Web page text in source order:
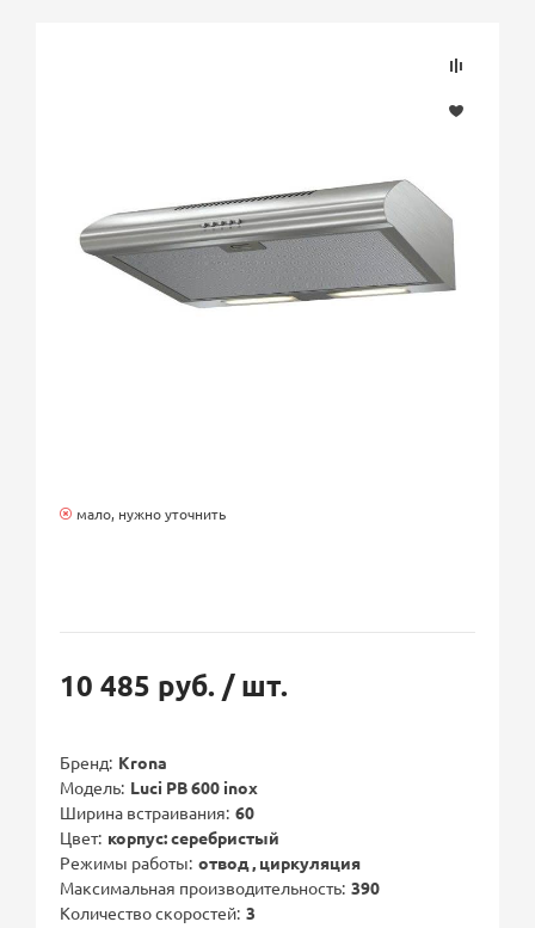
мало, нужно уточнить
10 485 руб. / шт.
Бренд Krona
Модель Luci PB 600 inox
Ширина встраивания 60
Цвет корпус: серебристый
Режимы работы отвод , циркуляция
Максимальная производительность 390
Количество скоростей 3